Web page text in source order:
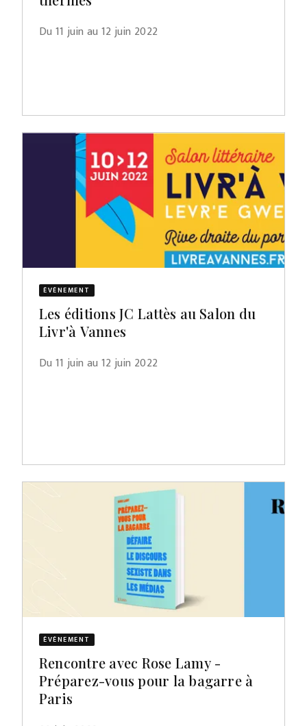
Du 11 juin au 12 juin 2022
ÉVÈNEMENT
Les éditions JC Lattès au Salon du
Livr'à Vannes
Du 11 juin au 12 juin 2022
ÉVÈNEMENT
Rencontre avec Rose Lamy -
Préparez-vous pour la bagarre à
Paris